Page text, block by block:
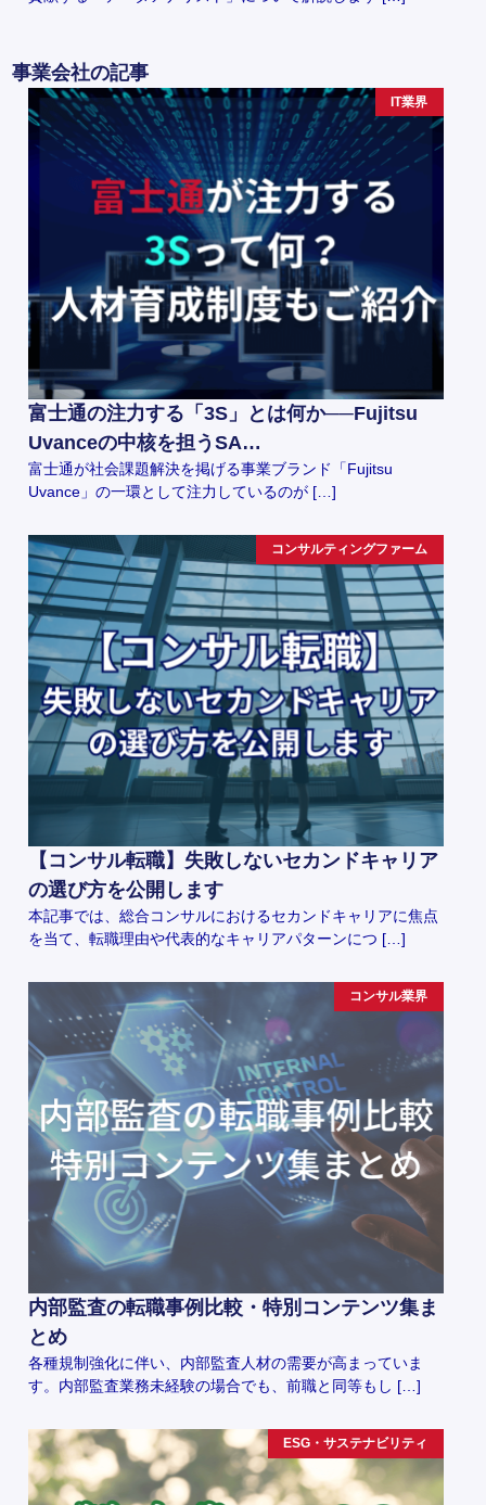
事業会社の記事
IT業界
富士通の注力する「3S」とは何か──Fujitsu
Uvanceの中核を担うSA…
富士通が社会課題解決を掲げる事業ブランド「Fujitsu
Uvance」の一環として注力しているのが […]
コンサルティングファーム
【コンサル転職】失敗しないセカンドキャリア
の選び方を公開します
本記事では、総合コンサルにおけるセカンドキャリアに焦点
を当て、転職理由や代表的なキャリアパターンにつ […]
コンサル業界
内部監査の転職事例比較・特別コンテンツ集ま
とめ
各種規制強化に伴い、内部監査人材の需要が高まっていま
す。内部監査業務未経験の場合でも、前職と同等もし […]
ESG・サステナビリティ